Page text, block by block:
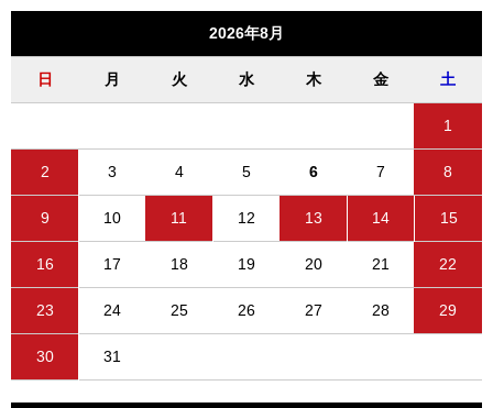
2026年8月
日 月 火 水 木 金 土
1
2 3 4 5 6 7 8
9 10 11 12 13 14 15
16 17 18 19 20 21 22
23 24 25 26 27 28 29
30 31